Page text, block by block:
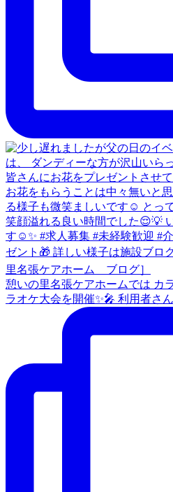
憩いの里名張ケアホームでは カ
ラオケ大会を開催✨🎤 利用者さ